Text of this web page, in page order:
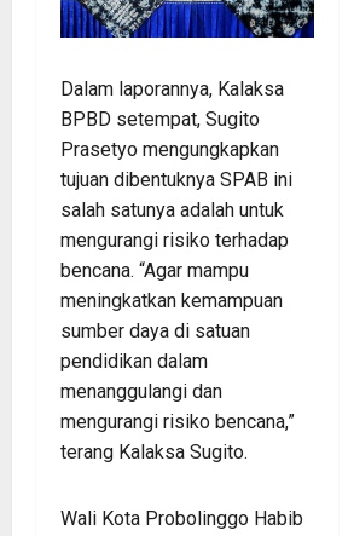
Dalam laporannya, Kalaksa
BPBD setempat, Sugito
Prasetyo mengungkapkan
tujuan dibentuknya SPAB ini
salah satunya adalah untuk
mengurangi risiko terhadap
bencana. “Agar mampu
meningkatkan kemampuan
sumber daya di satuan
pendidikan dalam
menanggulangi dan
mengurangi risiko bencana,”
terang Kalaksa Sugito.
Wali Kota Probolinggo Habib